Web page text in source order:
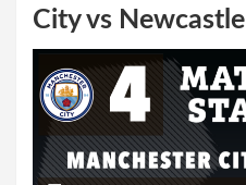
City vs Newcastle